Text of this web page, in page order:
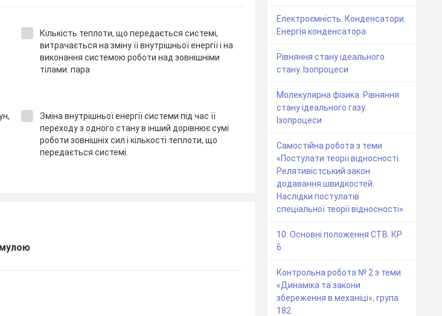
Кількість теплоти, що передається системі,
витрачається на зміну її внутрішньої енергії і на
виконання системою роботи над зовнішніми
тілами. пара
Зміна внутрішньої енергії системи під час її
переходу з одного стану в інший дорівнює сумі
роботи зовнішніх сил і кількості теплоти, що
передається системі.
Електроємність. Конденсатори.
Енергія конденсатора
Рівняння стану ідеального
стану. Ізопроцеси
Молекулярна фізика. Рівняння
стану ідеального газу.
Ізопроцеси
Самостійна робота з теми
«Постулати теорії відносності.
Релятивістський закон
додавання швидкостей.
Наслідки постулатів
спеціальної теорії відносності»
10. Основні положення СТВ. КР
6
Контрольна робота № 2 з теми
«Динаміка та закони
збереження в механіці», група
182